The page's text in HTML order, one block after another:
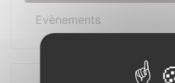
Evènements